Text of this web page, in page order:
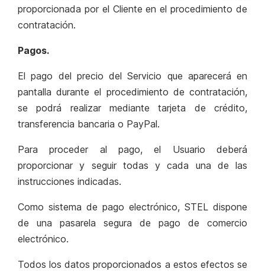
proporcionada por el Cliente en el procedimiento de
contratación.
Pagos.
El pago del precio del Servicio que aparecerá en
pantalla durante el procedimiento de contratación,
se podrá realizar mediante tarjeta de crédito,
transferencia bancaria o PayPal.
Para proceder al pago, el Usuario deberá
proporcionar y seguir todas y cada una de las
instrucciones indicadas.
Como sistema de pago electrónico, STEL dispone
de una pasarela segura de pago de comercio
electrónico.
Todos los datos proporcionados a estos efectos se